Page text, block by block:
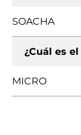
SOACHA
¿Cuál es
MICRO